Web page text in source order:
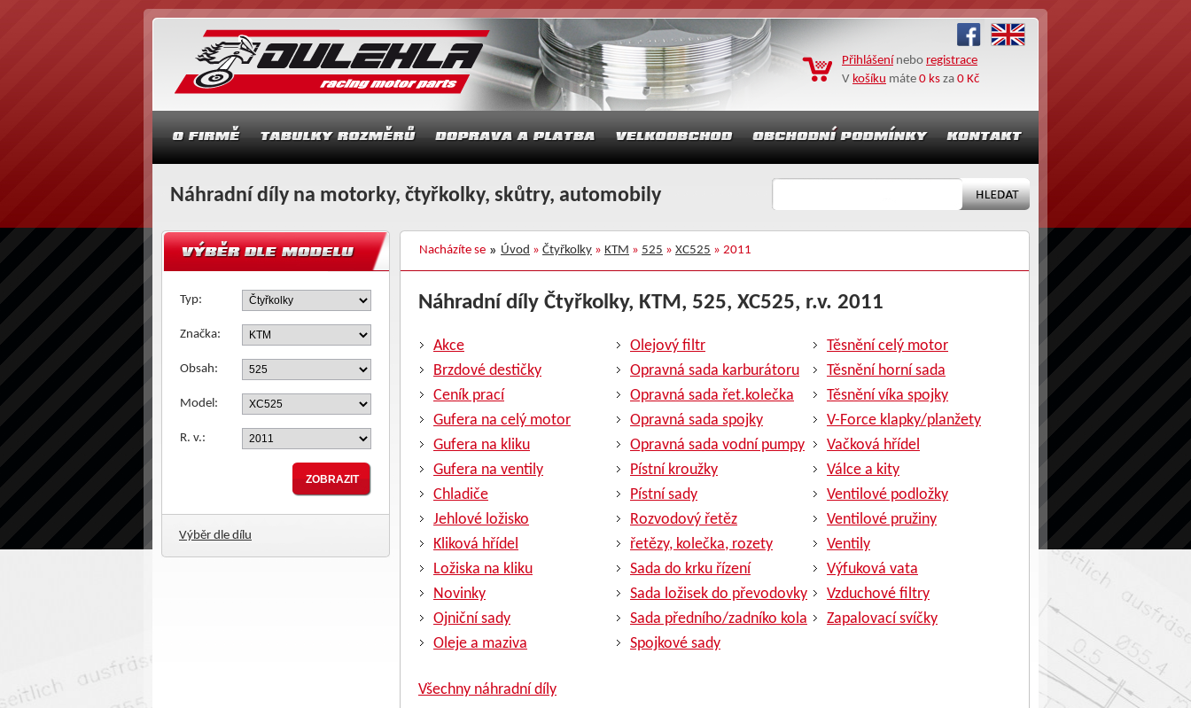
Přihlášení nebo registrace
V košíku máte 0 ks za 0 Kč
Náhradní díly na motorky, čtyřkolky, skůtry, automobily
Nacházíte se Úvod » Čtyřkolky » KTM » 525 » XC525 » 2011
Typ:
Značka:
Obsah:
Model:
R. v.:
Výběr dle dílu
Náhradní díly Čtyřkolky, KTM, 525, XC525, r.v. 2011
Akce Olejový filtr
Těsnění celý motor
Brzdové destičky
Opravná sada karburátoru
Těsnění horní sada
Ceník prací
Opravná sada řet.kolečka
Těsnění víka spojky
Gufera na celý motor
Opravná sada spojky
V-Force klapky/planžety
Gufera na kliku
Opravná sada vodní pumpy
Vačková hřídel
Gufera na ventily
Pístní kroužky
Válce a kity
Chladiče
Pístní sady
Ventilové podložky
Jehlové ložisko
Rozvodový řetěz
Ventilové pružiny
Kliková hřídel
řetězy, kolečka, rozety
Ventily
Ložiska na kliku
Sada do krku řízení
Výfuková vata
Novinky
Sada ložisek do převodovky
Vzduchové filtry
Ojniční sady
Sada předního/zadníko kola
Zapalovací svíčky
Oleje a maziva
Spojkové sady
Všechny náhradní díly